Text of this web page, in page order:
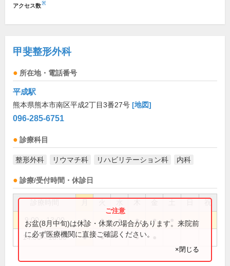
アクセス数※
甲斐整形外科
所在地・電話番号
平成駅
熊本県熊本市南区平成2丁目3番27号 [地図]
096-285-6751
診療科目
整形外科 リウマチ科 リハビリテーション科 内科
診療/受付時間・休診日
祝
9:00～13:00 ● ● ● ● ●
14:00～18:00 ● ● ●
お盆(8月中旬)は休診・休業の場合があります。来院前
に必ず医療機関に直接ご確認ください。
×閉じる